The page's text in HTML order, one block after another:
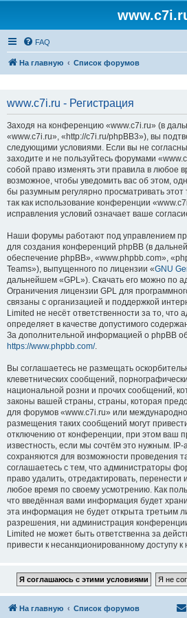
FAQ
На главную Список форумов
www.c7i.ru - Регистрация
Заходя на конференцию «www.c7i.ru» (в
«www.c7i.ru», «http://c7i.ru/phpBB3»), вы
следующими условиями. Если вы не
заходите и не пользуйтесь форумами
собой право изменять эти правила в любое
возможное, чтобы уведомить вас об этом,
бы разумным регулярно просматривать
так как использование конференции
исправления условий означает ваше
Наши форумы работают под управлением
для создания конференций phpBB (в
обеспечение phpBB», «www.phpbb.com»,
Teams»), выпущенного по лицензии «GNU
дальнейшем «GPL»). Скачать его можно по
Ограничения лицензии GPL для
связаны с организацией и поддержкой
Limited не несёт ответственности за то,
определяет в качестве допустимого
За дополнительной информацией о phpBB
https://www.phpbb.com/.
Вы соглашаетесь не размещать
клеветнических сообщений,
национальной розни и прочих сообщений,
законы вашей страны, страны, которая
для форумов «www.c7i.ru» или
размещения таких сообщений могут
отключению от конференции, при этом ваш
известность, если мы сочтём это нужным.
сохраняются для возможности проведения
соглашаетесь с тем, что администраторы
право удалить, отредактировать,
любое время по своему усмотрению. Как
что введённая вами информация будет
эта информация не будет открыта третьим
разрешения, ни администрация
Limited не может быть ответственна за
привести к несанкционированному доступу к
На главную Список форумов